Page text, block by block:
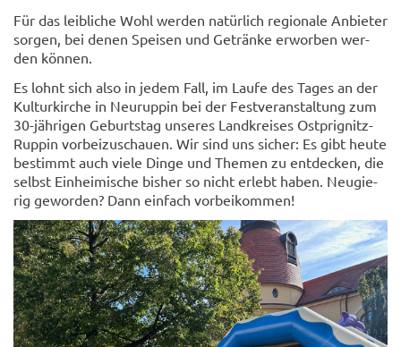
Für das leib­li­che Wohl wer­den na­tür­lich re­gio­na­le An­bie­ter
sor­gen, bei denen Spei­sen und Ge­trän­ke er­wor­ben wer­
den kön­nen.
Es lohnt sich also in jedem Fall, im Laufe des Tages an der
Kul­tur­kir­che in Neu­rup­pin bei der Fest­ver­an­stal­tung zum
30-​jährigen Ge­burts­tag un­se­res Land­krei­ses Ostprignitz-​
Ruppin vor­bei­zu­schau­en. Wir sind uns si­cher: Es gibt heute
be­stimmt auch viele Dinge und The­men zu ent­de­cken, die
selbst Ein­hei­mi­sche bis­her so nicht er­lebt haben. Neu­gie­
rig ge­wor­den? Dann ein­fach vor­bei­kom­men!